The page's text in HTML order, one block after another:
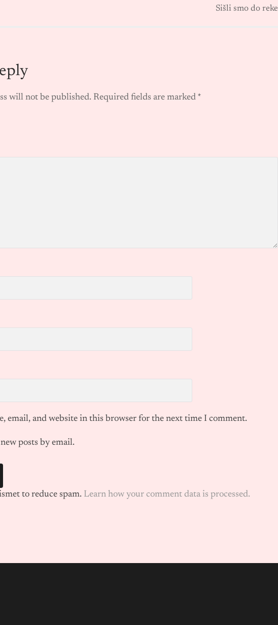
Sišli smo do reke
will not be published. Required fields are marked *
email, and website in this browser for the next time I comment.
posts by email.
to reduce spam. Learn how your comment data is processed.